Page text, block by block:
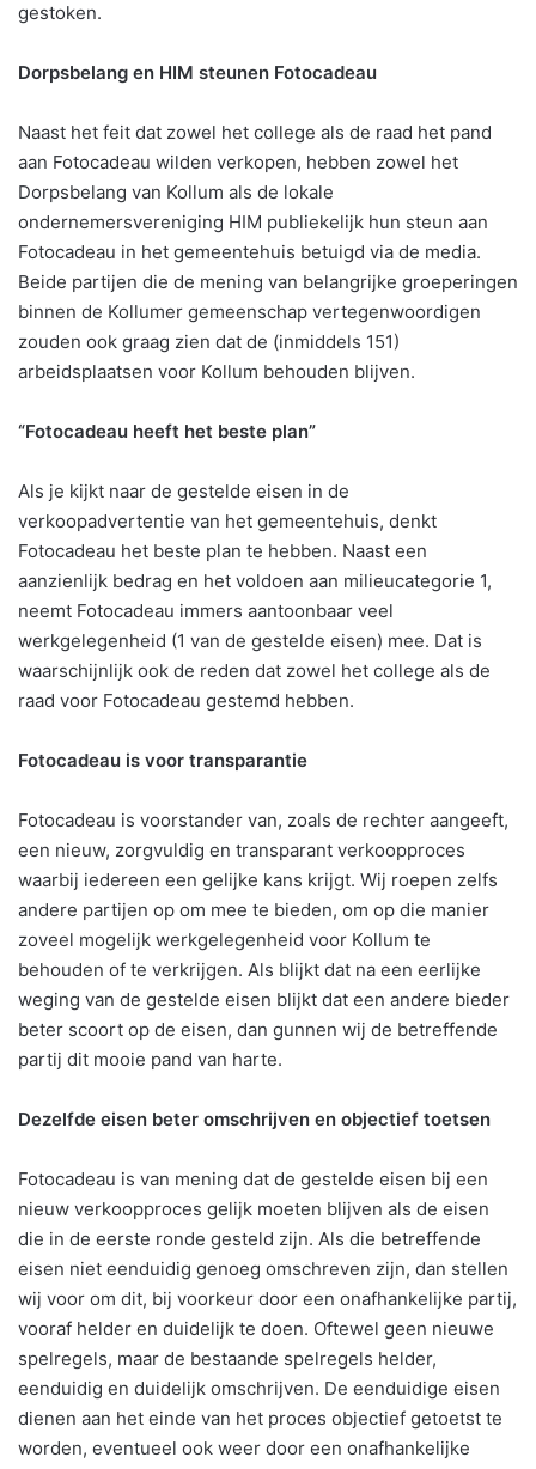
gestoken.
Dorpsbelang en HIM steunen Fotocadeau
Naast het feit dat zowel het college als de raad het pand
aan Fotocadeau wilden verkopen, hebben zowel het
Dorpsbelang van Kollum als de lokale
ondernemersvereniging HIM publiekelijk hun steun aan
Fotocadeau in het gemeentehuis betuigd via de media.
Beide partijen die de mening van belangrijke groeperingen
binnen de Kollumer gemeenschap vertegenwoordigen
zouden ook graag zien dat de (inmiddels 151)
arbeidsplaatsen voor Kollum behouden blijven.
“Fotocadeau heeft het beste plan”
Als je kijkt naar de gestelde eisen in de
verkoopadvertentie van het gemeentehuis, denkt
Fotocadeau het beste plan te hebben. Naast een
aanzienlijk bedrag en het voldoen aan milieucategorie 1,
neemt Fotocadeau immers aantoonbaar veel
werkgelegenheid (1 van de gestelde eisen) mee. Dat is
waarschijnlijk ook de reden dat zowel het college als de
raad voor Fotocadeau gestemd hebben.
Fotocadeau is voor transparantie
Fotocadeau is voorstander van, zoals de rechter aangeeft,
een nieuw, zorgvuldig en transparant verkoopproces
waarbij iedereen een gelijke kans krijgt. Wij roepen zelfs
andere partijen op om mee te bieden, om op die manier
zoveel mogelijk werkgelegenheid voor Kollum te
behouden of te verkrijgen. Als blijkt dat na een eerlijke
weging van de gestelde eisen blijkt dat een andere bieder
beter scoort op de eisen, dan gunnen wij de betreffende
partij dit mooie pand van harte.
Dezelfde eisen beter omschrijven en objectief toetsen
Fotocadeau is van mening dat de gestelde eisen bij een
nieuw verkoopproces gelijk moeten blijven als de eisen
die in de eerste ronde gesteld zijn. Als die betreffende
eisen niet eenduidig genoeg omschreven zijn, dan stellen
wij voor om dit, bij voorkeur door een onafhankelijke partij,
vooraf helder en duidelijk te doen. Oftewel geen nieuwe
spelregels, maar de bestaande spelregels helder,
eenduidig en duidelijk omschrijven. De eenduidige eisen
dienen aan het einde van het proces objectief getoetst te
worden, eventueel ook weer door een onafhankelijke